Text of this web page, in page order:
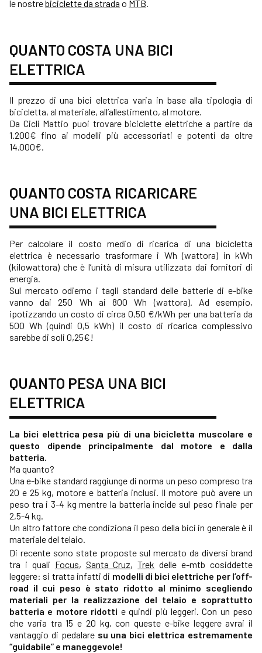
le nostrebiciclette da strada o MTB.
QUANTO COSTA UNA BICI
ELETTRICA
Il prezzo di una bici elettrica varia in base alla tipologia di
bicicletta, al materiale, all’allestimento, al motore.
Da Cicli Mattio puoi trovare biciclette elettriche a partire da
1.200€ fino ai modelli più accessoriati e potenti da oltre
14.000€.
QUANTO COSTA RICARICARE
UNA BICI ELETTRICA
Per calcolare il costo medio di ricarica di una bicicletta
elettrica è necessario trasformare i Wh (wattora) in kWh
(kilowattora) che è l’unità di misura utilizzata dai fornitori di
energia.
Sul mercato odierno i tagli standard delle batterie di e-bike
vanno dai 250 Wh ai 800 Wh (wattora). Ad esempio,
ipotizzando un costo di circa 0,50 €/kWh per una batteria da
500 Wh (quindi 0,5 kWh) il costo di ricarica complessivo
sarebbe di soli 0,25€!
QUANTO PESA UNA BICI
ELETTRICA
La bici elettrica pesa più di una bicicletta muscolare e
questo dipende principalmente dal motore e dalla
batteria.
Ma quanto?
Una e-bike standard raggiunge di norma un peso compreso tra
20 e 25 kg, motore e batteria inclusi. Il motore può avere un
peso tra i 3-4 kg mentre la batteria incide sul peso finale per
2,5-4 kg.
Un altro fattore che condiziona il peso della bici in generale è il
materiale del telaio.
Di recente sono state proposte sul mercato da diversi brand
tra i quali Focus, Santa Cruz,Trek delle e-mtb cosiddette
leggere: si tratta infatti di modelli di bici elettriche per l’off-
road il cui peso è stato ridotto al minimo scegliendo
materiali per la realizzazione del telaio e soprattutto
batteria e motore ridotti e quindi più leggeri. Con un peso
che varia tra 15 e 20 kg, con queste e-bike leggere avrai il
vantaggio di pedalare su una bici elettrica estremamente
“guidabile” e maneggevole!